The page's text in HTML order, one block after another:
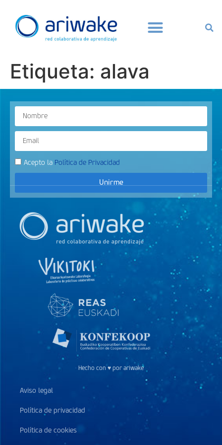
Etiqueta: alava
Acepto la Política de Privacidad
Unirme
Hecho con ♥ por ariwake
Aviso legal
Política de privacidad
Política de cookies